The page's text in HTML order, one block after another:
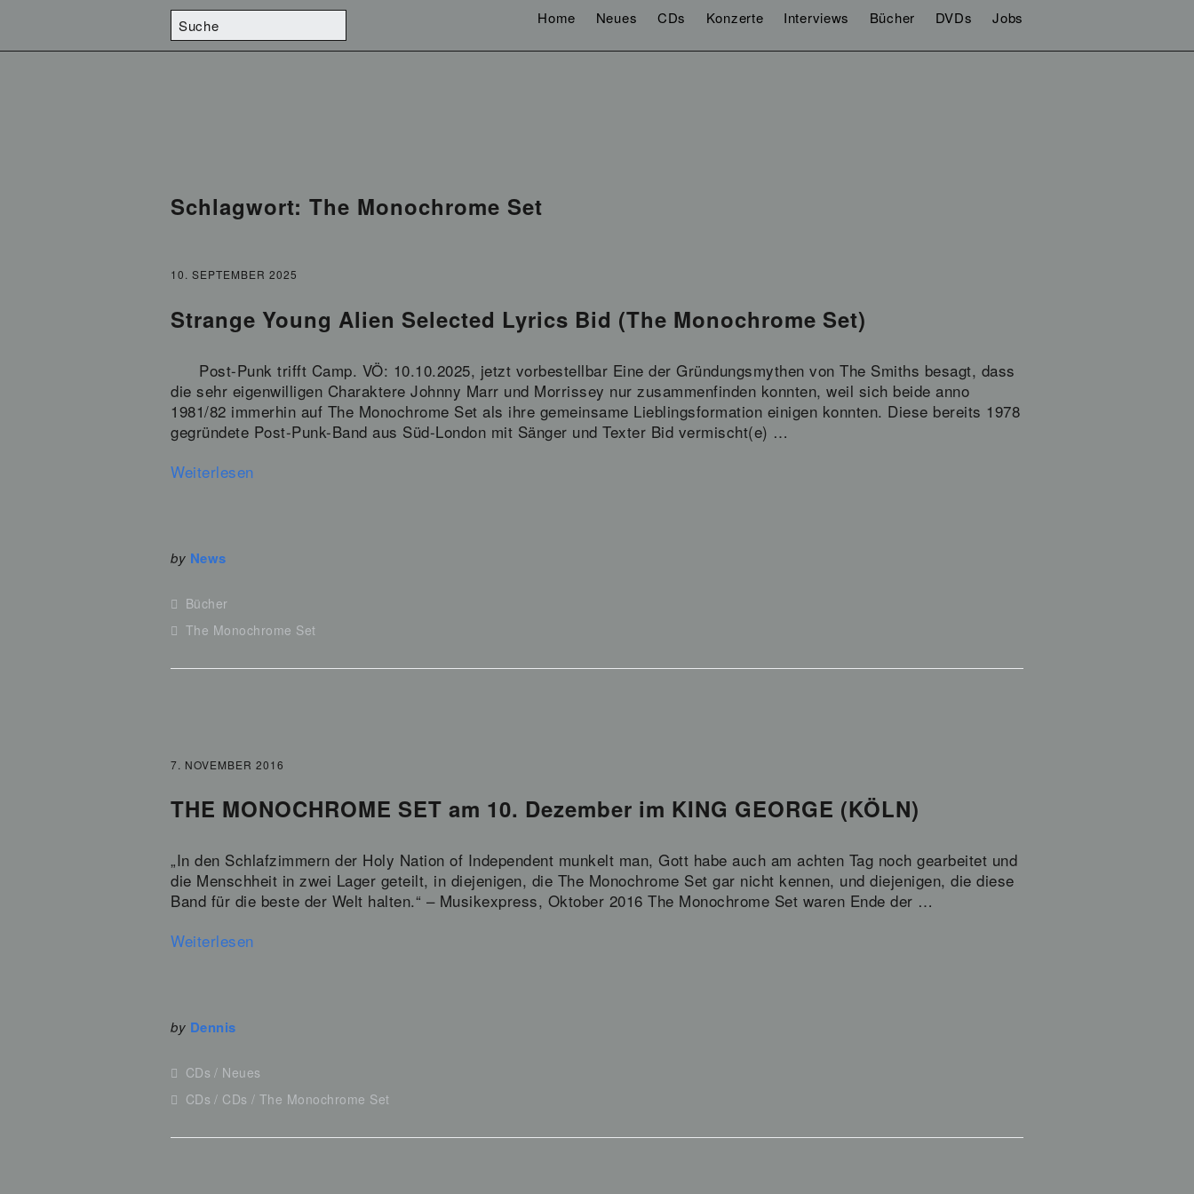
Home Neues CDs Konzerte Interviews Bücher DVDs Jobs
Schlagwort: The Monochrome Set
10. SEPTEMBER 2025
Strange Young Alien Selected Lyrics Bid (The Monochrome Set)
Post-Punk trifft Camp. VÖ: 10.10.2025, jetzt vorbestellbar Eine der Gründungsmythen von The Smiths besagt, dass
die sehr eigenwilligen Charaktere Johnny Marr und Morrissey nur zusammenfinden konnten, weil sich beide anno
1981/82 immerhin auf The Monochrome Set als ihre gemeinsame Lieblingsformation einigen konnten. Diese bereits 1978
gegründete Post-Punk-Band aus Süd-London mit Sänger und Texter Bid vermischt(e) …
Weiterlesen
by News
Bücher
The Monochrome Set
7. NOVEMBER 2016
THE MONOCHROME SET am 10. Dezember im KING GEORGE (KÖLN)
„In den Schlafzimmern der Holy Nation of Independent munkelt man, Gott habe auch am achten Tag noch gearbeitet und
die Menschheit in zwei Lager geteilt, in diejenigen, die The Monochrome Set gar nicht kennen, und diejenigen, die diese
Band für die beste der Welt halten.“ – Musikexpress, Oktober 2016 The Monochrome Set waren Ende der …
Weiterlesen
by Dennis
CDs
Neues
CDs
CDs The Monochrome Set